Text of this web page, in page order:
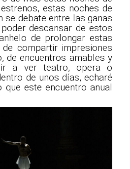
estas noches de
se debate entre las ganas
descansar de estos
de prolongar estas
compartir impresiones
de encuentros amables y
ir a ver teatro, opera o
de unos días, echaré
este encuentro anual